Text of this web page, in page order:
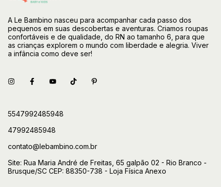
A Le Bambino nasceu para acompanhar cada passo dos
pequenos em suas descobertas e aventuras. Criamos roupas
confortáveis e de qualidade, do RN ao tamanho 6, para que
as crianças explorem o mundo com liberdade e alegria. Viver
a infância como deve ser!
5547992485948
47992485948
contato@lebambino.com.br
Site: Rua Maria André de Freitas, 65 galpão 02 - Rio Branco -
Brusque/SC CEP: 88350-738 - Loja Física Anexo